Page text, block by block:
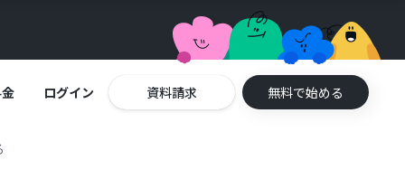
ログイン 資料請求 無料で始める